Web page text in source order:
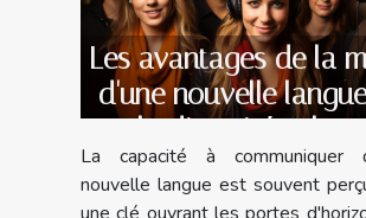
Les avantages de la
d'une nouvelle
la diversité
La capacité à communiquer
nouvelle langue est souvent